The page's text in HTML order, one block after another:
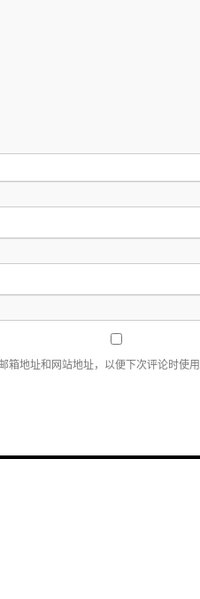
箱地址和网站地址，以便下次评论时使